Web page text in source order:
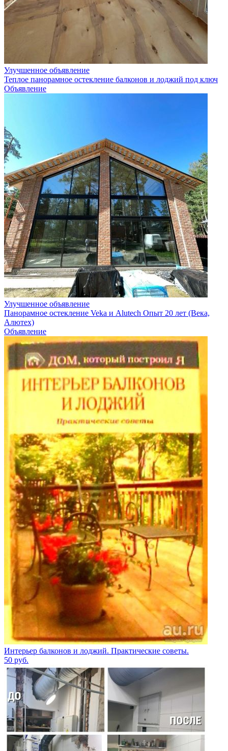
Улучшенное объявление
Теплое панорамное остекление балконов и лоджий под ключ
Объявление
Улучшенное объявление
Панорамное остекление Veka и Alutech Опыт 20 лет (Века,
Алютех)
Объявление
Интерьер балконов и лоджий. Практические советы.
50 руб.